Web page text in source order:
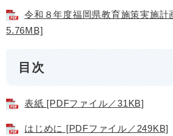
令和８年度福岡県教育施策実施計
5.76MB]
目次
表紙 [PDFファイル／31KB]
はじめに [PDFファイル／249KB]